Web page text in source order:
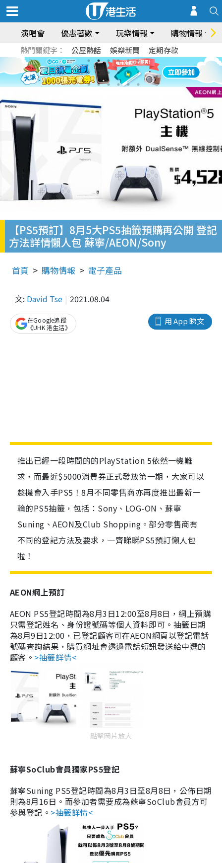
演唱會 優惠著數 玩樂情報 購物情報
熱門關鍵字： 公屋熱話 娛樂新聞 定期存款
【PS5預訂】8月5大PS5抽籤預購再公開 登記
方法詳情懶人包 蘇寧/AEON/Sony
首頁 購物情報 電子產品
文: David Tse 2021.08.04
用 App 睇文
在Google追蹤
《UHK 港生活》
推出已經一段時間的的PlayStation 5依然一機難
求，而最近$5000消費券正式發放第一期，大家可以
趁機會入手PS5！8月不同零售商亦再度推出最新一
輪的PS5抽籤，包括：Sony、LOG-ON、蘇寧
Suning、AEON及Club Shopping。部分零售商有
不同的登記方法及要求，一齊睇睇PS5預訂懶人包
啦！
AEON網上預訂
AEON PS5登記時間為8月3日12:00至8月8日，網上預購
只需登記姓名、身份證號碼等個人資料即可。抽籤日期
為8月9日12:00，已登記顧客可在AEON網頁以登記電話
號碼查詢結果，購買網址會透過電話短訊發送給中選的
顧客。 >抽籤詳情<
點擊圖片放大
蘇寧SoClub會員獨家PS5登記
蘇寧Suning PS5登記時間為8月3日至8月8日，公佈日期
則為8月16日。而參加者需要成為蘇寧SoClub會員方可
參與登記。 >抽籤詳情<